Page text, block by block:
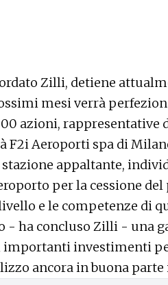
Zilli, detiene
mesi verrà
azioni, rappresentative
F2i Aeroporti spa di
appaltante,
per la cessione
e le competenze di
- ha concluso Zilli - una
importanti investimenti
ancora in buona parte